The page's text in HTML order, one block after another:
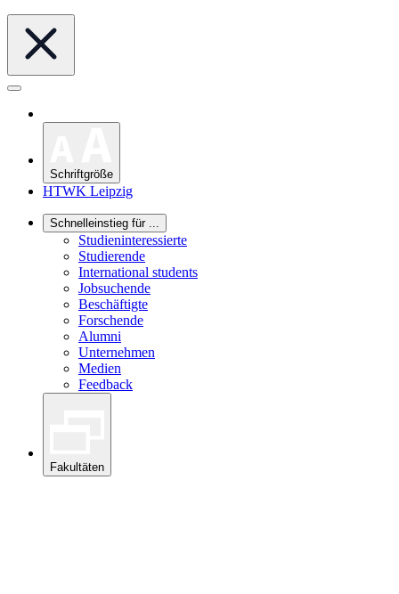
Schriftgröße
HTWK Leipzig
Schnelleinstieg für ...
Studieninteressierte
Studierende
International students
Jobsuchende
Beschäftigte
Forschende
Alumni
Unternehmen
Medien
Feedback
Fakultäten